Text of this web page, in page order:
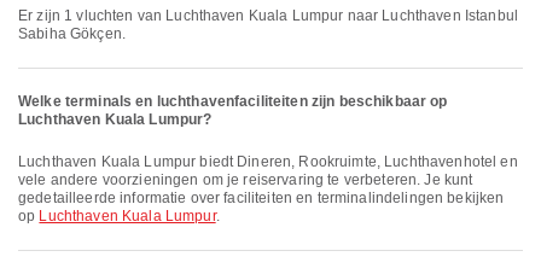
Er zijn 1 vluchten van Luchthaven Kuala Lumpur naar Luchthaven Istanbul
Sabiha Gökçen.
Welke terminals en luchthavenfaciliteiten zijn beschikbaar op
Luchthaven Kuala Lumpur?
Luchthaven Kuala Lumpur biedt Dineren, Rookruimte, Luchthavenhotel en
vele andere voorzieningen om je reiservaring te verbeteren. Je kunt
gedetailleerde informatie over faciliteiten en terminalindelingen bekijken
op Luchthaven Kuala Lumpur.